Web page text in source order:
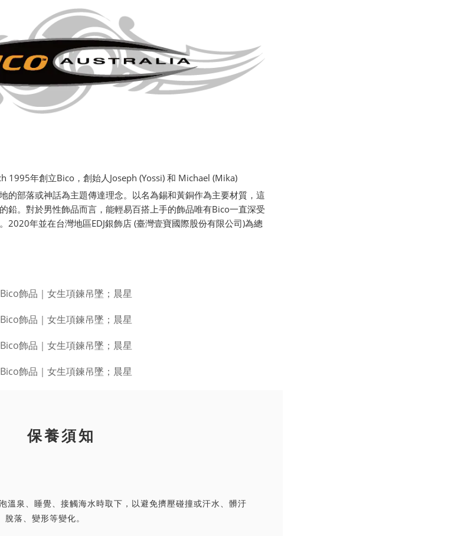
1995年創立Bico，創始人Joseph (Yossi) 和 Michael (Mika)
的部落或神話為主題傳達理念。以名為錫和黃銅作為主要材質，這
鉛。對於男性飾品而言，能輕易百搭上手的飾品唯有Bico一直深受
2020年並在台灣地區EDJ銀飾店 (臺灣壹寶國際股份有限公司)為總
保養須知
溫泉、睡覺、接觸海水時取下，以避免擠壓碰撞或汗水、髒汙
落、變形等變化。